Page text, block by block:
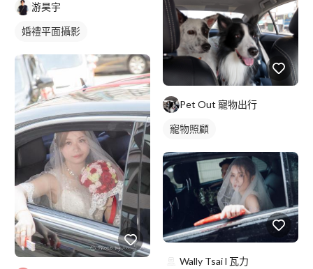
游昊宇
婚禮平面攝影
Pet Out 寵物出行
寵物照顧
Wally Tsai l 瓦力